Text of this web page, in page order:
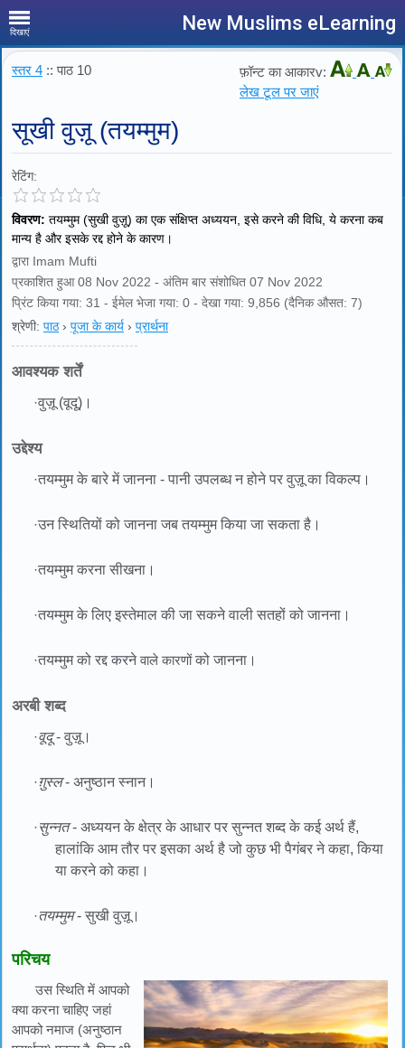
दिखाएं New Muslims eLearning
स्तर 4 :: पाठ 10
फ़ॉन्ट का आकारv:
लेख टूल पर जाएं
सूखी वुज़ू (तयम्मुम)
रेटिंग:
विवरण: तयम्मुम (सुखी वुज़ू) का एक संक्षिप्त अध्ययन, इसे करने की विधि, ये करना कब
मान्य है और इसके रद्द होने के कारण।
द्वारा Imam Mufti
प्रकाशित हुआ 08 Nov 2022 - अंतिम बार संशोधित 07 Nov 2022
प्रिंट किया गया: 31 - ईमेल भेजा गया: 0 - देखा गया: 9,856 (दैनिक औसत: 7)
श्रेणी: पाठ› पूजा के कार्य › प्रार्थना
आवश्यक शर्तें
·वुज़ू (वूदू)।
उद्देश्य
·तयम्मुम के बारे में जानना - पानी उपलब्ध न होने पर वुज़ू का विकल्प।
·उन स्थितियों को जानना जब तयम्मुम किया जा सकता है।
·तयम्मुम करना सीखना।
·तयम्मुम के लिए इस्तेमाल की जा सकने वाली सतहों को जानना।
·तयम्मुम को रद्द करनेवाले कारणोंको जानना।
अरबी शब्द
·वूदू- वुज़ू।
·ग़ुस्ल- अनुष्ठान स्नान।
·सुन्नत- अध्ययन के क्षेत्र के आधार पर सुन्नत शब्द के कई अर्थ हैं,
हालांकि आम तौर पर इसका अर्थ है जो कुछ भी पैगंबर ने कहा, किया
या करने को कहा।
·तयम्मुम- सुखी वुज़ू।
परिचय
उस स्थिति में आपको
क्या करना चाहिए जहां
आपको नमाज (अनुष्ठान